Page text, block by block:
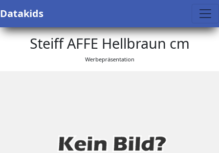
Datakids
Steiff AFFE Hellbraun cm
Werbepräsentation